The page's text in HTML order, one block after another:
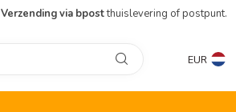
Verzending via bpostthuislevering of postpunt.
EUR